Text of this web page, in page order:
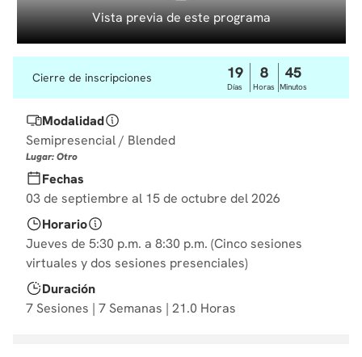
10. diseño Vista previa de este programa
Cierre de inscripciones 19
Días
8
Horas
45
Minutos
Modalidad
Semipresencial / Blended
Lugar: Otro
Fechas
03 de septiembre al 15 de octubre del 2026
Horario
Jueves de 5:30 p.m. a 8:30 p.m. (Cinco sesiones
virtuales y dos sesiones presenciales)
Duración
7 Sesiones | 7 Semanas | 21.0 Horas